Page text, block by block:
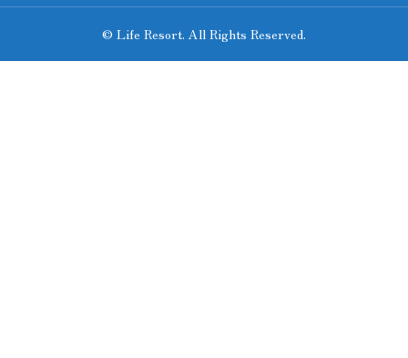
© Life Resort. All Rights Reserved.